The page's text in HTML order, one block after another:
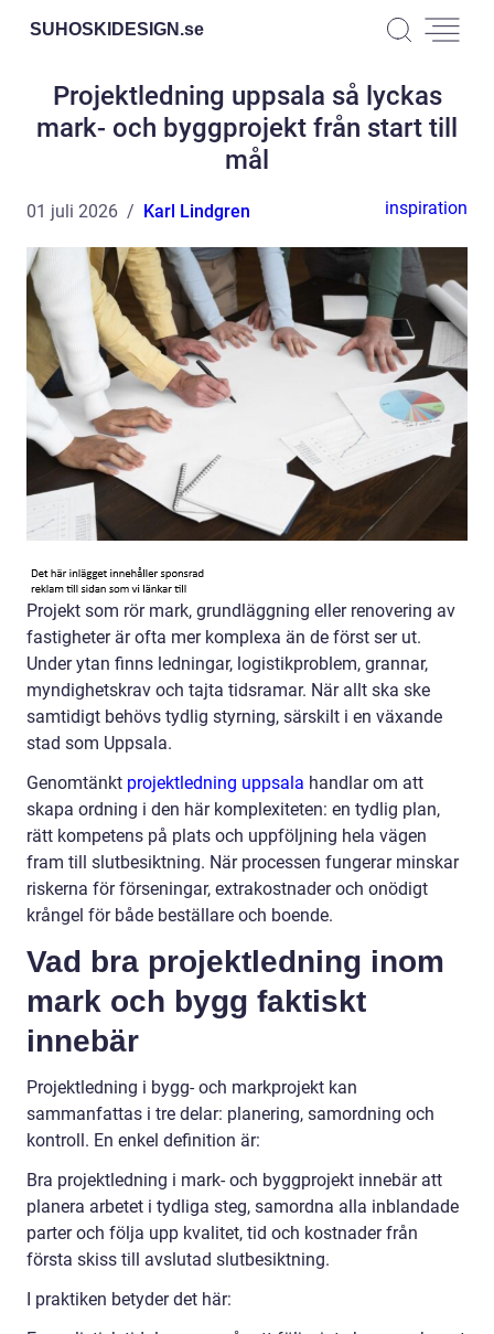
SUHOSKIDESIGN.se
Projektledning uppsala så lyckas
mark- och byggprojekt från start till
mål
01 juli 2026 Karl Lindgren inspiration
Projekt som rör mark, grundläggning eller renovering av
fastigheter är ofta mer komplexa än de först ser ut.
Under ytan finns ledningar, logistikproblem, grannar,
myndighetskrav och tajta tidsramar. När allt ska ske
samtidigt behövs tydlig styrning, särskilt i en växande
stad som Uppsala.
Genomtänkt projektledning uppsala handlar om att
skapa ordning i den här komplexiteten: en tydlig plan,
rätt kompetens på plats och uppföljning hela vägen
fram till slutbesiktning. När processen fungerar minskar
riskerna för förseningar, extrakostnader och onödigt
krångel för både beställare och boende.
Vad bra projektledning inom
mark och bygg faktiskt
innebär
Projektledning i bygg- och markprojekt kan
sammanfattas i tre delar: planering, samordning och
kontroll. En enkel definition är:
Bra projektledning i mark- och byggprojekt innebär att
planera arbetet i tydliga steg, samordna alla inblandade
parter och följa upp kvalitet, tid och kostnader från
första skiss till avslutad slutbesiktning.
I praktiken betyder det här: